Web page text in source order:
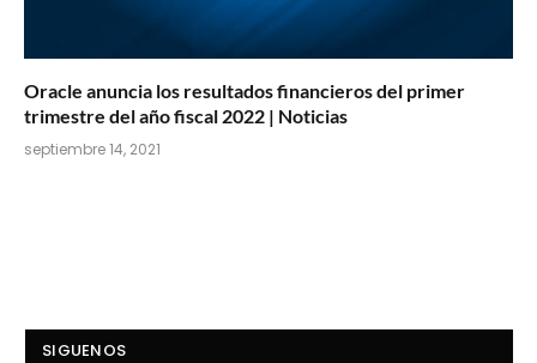
Oracle anuncia los resultados financieros del primer
trimestre del año fiscal 2022 | Noticias
septiembre 14, 2021
SIGUENOS